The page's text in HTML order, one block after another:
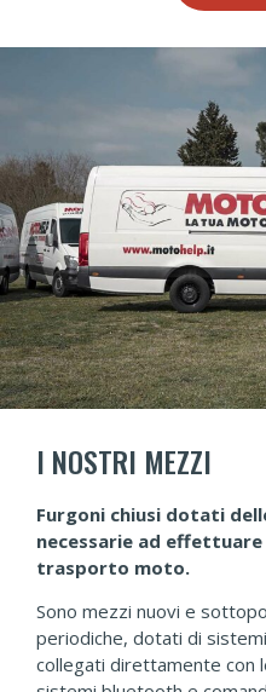
I NOSTRI MEZZI
Furgoni chiusi dotati
necessarie ad
trasporto moto.
Sono mezzi nuovi e
periodiche, dotati di
collegati direttamente con